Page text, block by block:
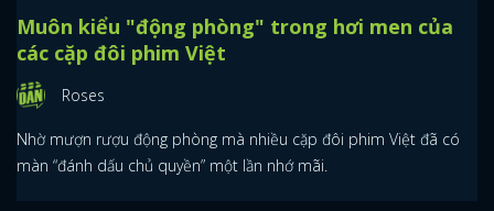
Muôn kiểu "động phòng" trong hơi men của
các cặp đôi phim Việt
Roses
Nhờ mượn rượu động phòng mà nhiều cặp đôi phim Việt đã có
màn “đánh dấu chủ quyền” một lần nhớ mãi.